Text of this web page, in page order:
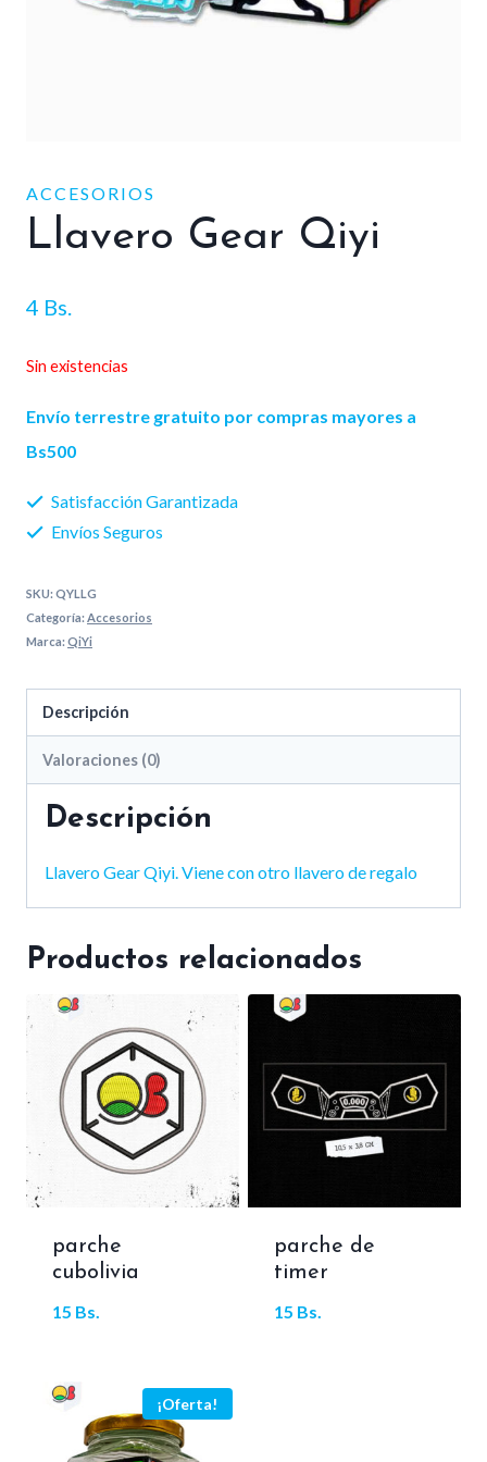
ACCESORIOS
Llavero Gear Qiyi
4 Bs.
Sin existencias
Envío terrestre gratuito por compras mayores a
Bs500
Satisfacción Garantizada
Envíos Seguros
SKU:QYLLG
Categoría:Accesorios
Marca:QiYi
Descripción
Valoraciones (0)
Descripción
Llavero Gear Qiyi. Viene con otro llavero de regalo
Productos relacionados
parche
cubolivia
15 Bs.
parche de
timer
15 Bs.
¡Oferta!